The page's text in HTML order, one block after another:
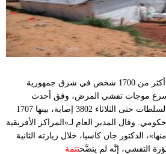
أودى فيروس «إيبولا» بحياة أكثر من 1700 شخص في شرق جمهورية
أسرع موجات تفشي المرض، وفق أحدث
البيانات الرسمية. وسجَّلت السلطات حتى الثلاثاء 3802 إصابة، بينها 1707
وقال المدير العام لـ«المراكز الأفريقية
الدكتور جان كاسيا، خلال زيارته الثانية
التفشي، إنَّه لم يتضَّحتتمة